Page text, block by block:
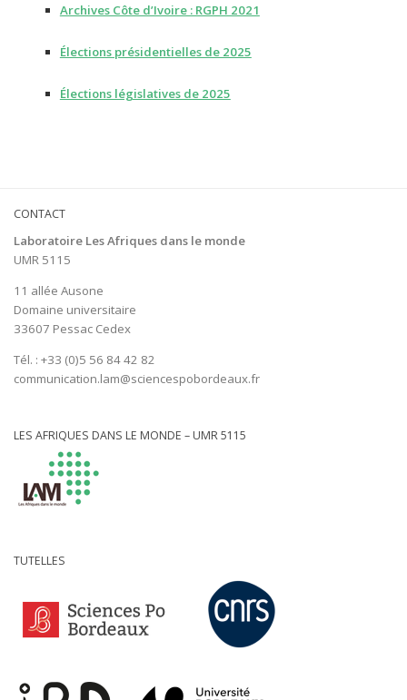
Archives Côte d’Ivoire : RGPH 2021
Élections présidentielles de 2025
Élections législatives de 2025
CONTACT
Laboratoire Les Afriques dans le monde
UMR 5115
11 allée Ausone
Domaine universitaire
33607 Pessac Cedex
Tél. : +33 (0)5 56 84 42 82
communication.lam@sciencespobordeaux.fr
LES AFRIQUES DANS LE MONDE – UMR 5115
TUTELLES